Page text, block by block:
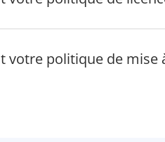
votre politique de mise